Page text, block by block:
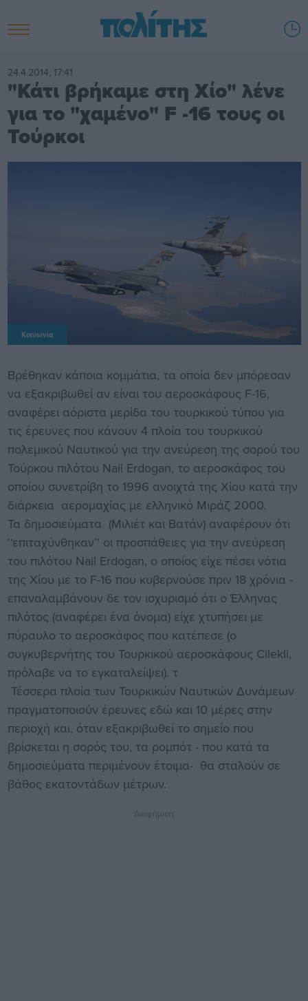
24.4.2014, 17:41
"Κάτι βρήκαμε στη Χίο" λένε
για το "χαμένο" F -16 τους οι
Τούρκοι
Κοινωνία
Βρέθηκαν κάποια κομμάτια, τα οποία δεν μπόρεσαν
να εξακριβωθεί αν είναι του αεροσκάφους F-16,
αναφέρει αόριστα μερίδα του τουρκικού τύπου για
τις έρευνες που κάνουν 4 πλοία του τουρκικού
πολεμικού Ναυτικού για την ανεύρεση της σορού του
Τούρκου πιλότου Nail Erdogan, το αεροσκάφος του
οποίου συνετρίβη το 1996 ανοιχτά της Χίου κατά την
διάρκεια αερομαχίας με ελληνικό Μιράζ 2000.
Τα δημοσιεύματα (Μιλιέτ και Βατάν) αναφέρουν ότι
'‘επιταχύνθηκαν’' οι προσπάθειες για την ανεύρεση
του πιλότου Nail Erdogan, o οποίος είχε πέσει νότια
της Χίου με το F-16 που κυβερνούσε πριν 18 χρόνια -
επαναλαμβάνουν δε τον ισχυρισμό ότι ο Έλληνας
πιλότος (αναφέρει ένα όνομα) είχε χτυπήσει με
πύραυλο το αεροσκάφος που κατέπεσε (ο
συγκυβερνήτης του Τουρκικού αεροσκάφους Cilekli,
πρόλαβε να το εγκαταλείψει). τ
Τέσσερα πλοία των Τουρκικών Ναυτικών Δυνάμεων
πραγματοποιούν έρευνες εδώ και 10 μέρες στην
περιοχή και, όταν εξακριβωθεί το σημείο που
βρίσκεται η σορός του, τα ρομπότ - που κατά τα
δημοσιεύματα περιμένουν έτοιμα- θα σταλούν σε
βάθος εκατοντάδων μέτρων.
Διαφήμιση